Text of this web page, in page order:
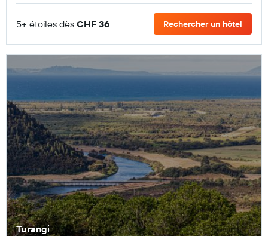
5+ étoiles dès CHF 36 Rechercher un hôtel
Turangi